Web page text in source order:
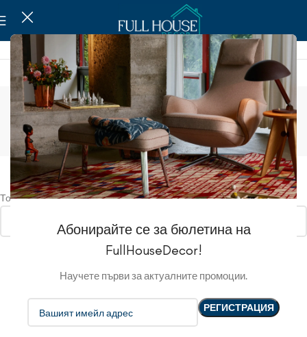
Абонирайте се за бюлетина на
FullHouseDecor!
Научете първи за актуалните промоции.
Свечи
Show sidebar
Товаров, соответствующих вашему запросу, не обнаружено.